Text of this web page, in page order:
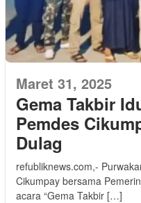
Maret 31, 2025
Gema Takbir
Pemdes
Dulag
refubliknews.com,-
Cikumpay bersama
acara “Gema Takbir […]